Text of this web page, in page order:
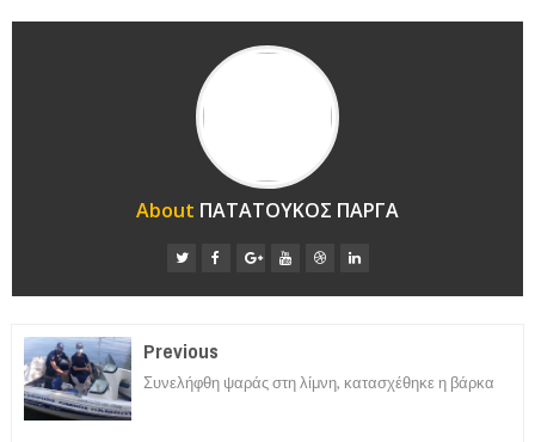
About ΠΑΤΑΤΟΥΚΟΣ ΠΑΡΓΑ
Previous
Συνελήφθη ψαράς στη λίμνη, κατασχέθηκε η βάρκα